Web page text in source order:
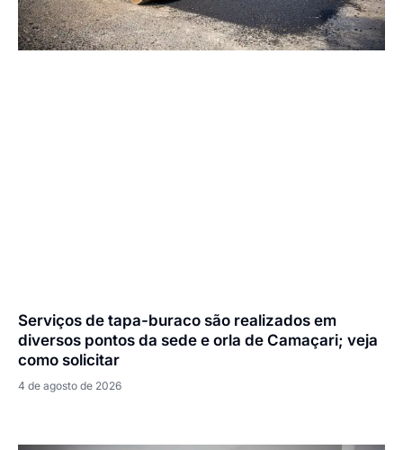
Serviços de tapa-buraco são realizados em
diversos pontos da sede e orla de Camaçari; veja
como solicitar
4 de agosto de 2026